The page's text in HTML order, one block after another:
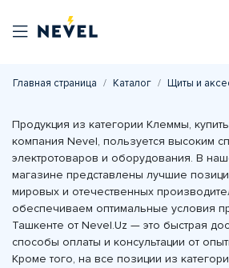
Главная страница Каталог Щиты и
Продукция из категории Клеммы,
компания Nevel, пользуется высоким
электротоваров и оборудования. В
магазине представлены лучшие
мировых и отечественных
обеспечиваем оптимальные условия
Ташкенте от Nevel.Uz — это быстрая
способы оплаты и консультации от
Кроме того, на все позиции из